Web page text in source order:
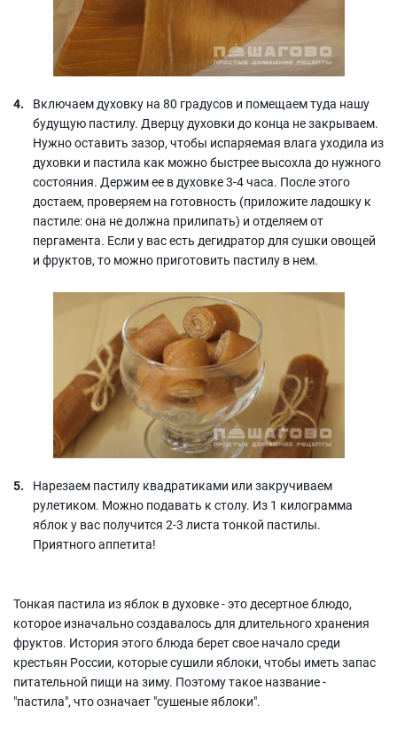
Включаем духовку на 80 градусов и помещаем туда нашу
будущую пастилу. Дверцу духовки до конца не закрываем.
Нужно оставить зазор, чтобы испаряемая влага уходила из
духовки и пастила как можно быстрее высохла до нужного
состояния. Держим ее в духовке 3-4 часа. После этого
достаем, проверяем на готовность (приложите ладошку к
пастиле: она не должна прилипать) и отделяем от
пергамента. Если у вас есть дегидратор для сушки овощей
и фруктов, то можно приготовить пастилу в нем.
Нарезаем пастилу квадратиками или закручиваем
рулетиком. Можно подавать к столу. Из 1 килограмма
яблок у вас получится 2-3 листа тонкой пастилы.
Приятного аппетита!
Тонкая пастила из яблок в духовке - это десертное блюдо,
которое изначально создавалось для длительного хранения
фруктов. История этого блюда берет свое начало среди
крестьян России, которые сушили яблоки, чтобы иметь запас
питательной пищи на зиму. Поэтому такое название -
"пастила", что означает "сушеные яблоки".